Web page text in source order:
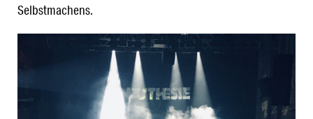
Selbstmachens.